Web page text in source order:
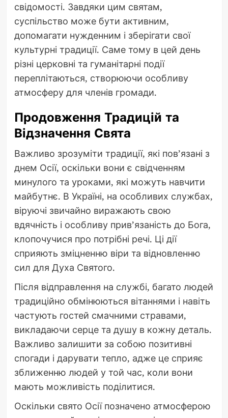
свідомості. Завдяки цим святам,
суспільство може бути активним,
допомагати нужденним і зберігати свої
культурні традиції. Саме тому в цей день
різні церковні та гуманітарні події
переплітаються, створюючи особливу
атмосферу для членів громади.
Продовження Традицій та
Відзначення Свята
Важливо зрозуміти традиції, які пов’язані з
днем Осії, оскільки вони є свідченням
минулого та уроками, які можуть навчити
майбутнє. В Україні, на особливих службах,
віруючі звичайно виражають свою
вдячність і особливу прив’язаність до Бога,
клопочучися про потрібні речі. Ці дії
сприяють зміцненню віри та відновленню
сил для Духа Святого.
Після відправлення на службі, багато людей
традиційно обмінюються вітаннями і навіть
частують гостей смачними стравами,
викладаючи серце та душу в кожну деталь.
Важливо залишити за собою позитивні
спогади і дарувати тепло, адже це сприяє
зближенню людей у той час, коли вони
мають можливість поділитися.
Оскільки свято Осії позначено атмосферою